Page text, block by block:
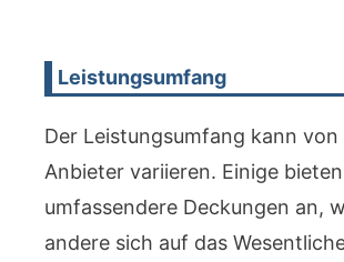
Leistungsumfang
Der Leistungsumfang kann
Anbieter variieren. Einige bieten
umfassendere Deckungen an,
andere sich auf das